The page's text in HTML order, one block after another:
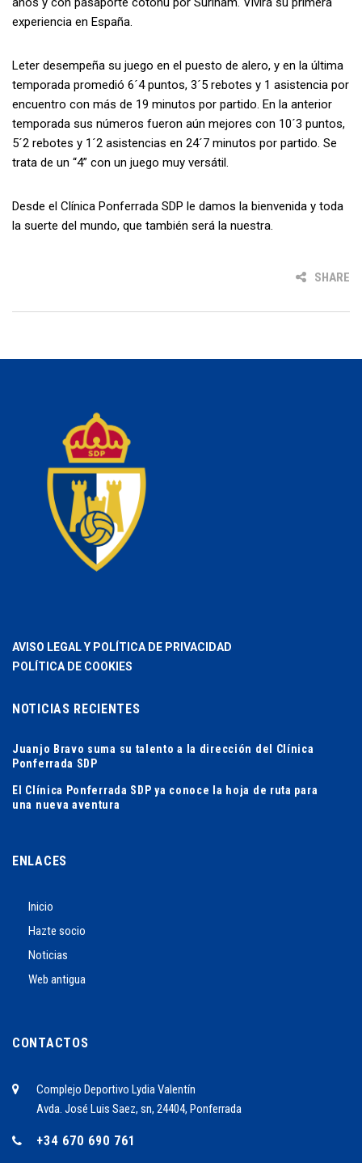
experiencia en España.
Leter desempeña su juego en el puesto de alero, y en la última
temporada promedió 6´4 puntos, 3´5 rebotes y 1 asistencia por
encuentro con más de 19 minutos por partido. En la anterior
temporada sus números fueron aún mejores con 10´3 puntos,
5´2 rebotes y 1´2 asistencias en 24´7 minutos por partido. Se
trata de un “4” con un juego muy versátil.
Desde el Clínica Ponferrada SDP le damos la bienvenida y toda
la suerte del mundo, que también será la nuestra.
SHARE
AVISO LEGAL Y POLÍTICA DE PRIVACIDAD
POLÍTICA DE COOKIES
NOTICIAS RECIENTES
Juanjo Bravo suma su talento a la dirección del Clínica
Ponferrada SDP
El Clínica Ponferrada SDP ya conoce la hoja de ruta para
una nueva aventura
ENLACES
Inicio
Hazte socio
Noticias
Web antigua
CONTACTOS
Complejo Deportivo Lydia Valentín
Avda. José Luis Saez, sn, 24404, Ponferrada
+34 670 690 761